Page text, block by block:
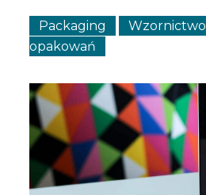
Packaging
Wzornictwo
opakowań